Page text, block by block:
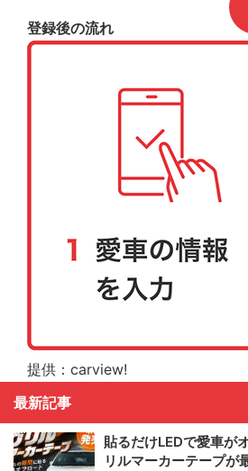
登録後の流れ
提供：carview!
最新記事
貼るだけLEDで愛車が
リルマーカーテープが